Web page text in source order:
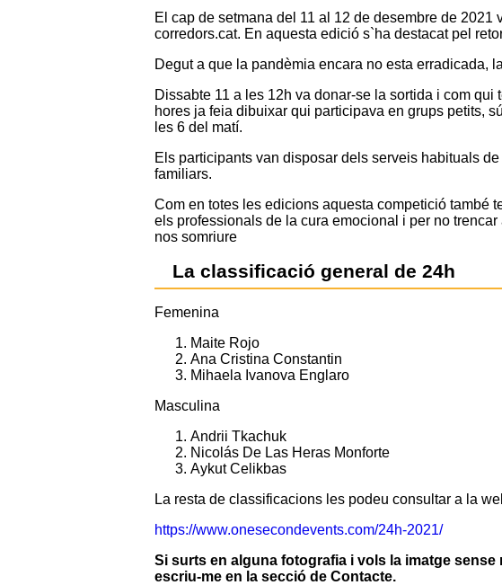
El cap de setmana del 11 al 12 de desembre de
corredors.cat. En aquesta edició s`ha destacat pel
Degut a que la pandèmia encara no esta erradicada,
Dissabte 11 a les 12h va donar-se la sortida i com
hores ja feia dibuixar qui participava en grups petits,
les 6 del matí.
Els participants van disposar dels serveis habituals
familiars.
Com en totes les edicions aquesta competició també
els professionals de la cura emocional i per no
nos somriure
La classificació general de 24h
Femenina
Maite Rojo
Ana Cristina Constantin
Mihaela Ivanova Englaro
Masculina
Andrii Tkachuk
Nicolás De Las Heras Monforte
Aykut Celikbas
La resta de classificacions les podeu consultar a la
https://www.onesecondevents.com/24h-2021/
Si surts en alguna fotografia i vols la imatge
escriu-me en la secció de Contacte.